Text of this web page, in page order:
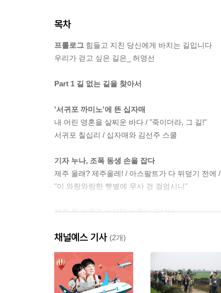
목차
프롤로그 힘들고 지친 당신에게 바치는 길입니다
우리가 걷고 싶은 길은_ 허영선
Part 1 길 없는 길을 찾아서
'서귀포 까미노'에 뜬 십자매
내 어린 영혼을 살찌운 바다 / "죽이더라, 그 길!"
서귀포 칠십리 / 십자매와 김선주 스쿨
기자 누나, 조폭 동생 손을 잡다
제주 올래? 제주올레! / 아스팔트가 다 뒤덮기 전에
"이 와랑와랑한 햇볕에 무사 겅 걸엄시니"
제주 첫 마을과 마지막 마을이 만나다
돌담에 넋을 잃다 / 두 얼굴의 오름, 말미오름과 알
말미오름
중섭도 이 올레를 걸었겠지
: 제주올레 2코스 이야기 쇠소깍~외돌개
채널예스 기사 (2개)